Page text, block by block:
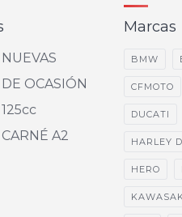
OCASIÓN
A2
Marcas
BMW
CFMOTO
DUCATI
HARLEY
HERO